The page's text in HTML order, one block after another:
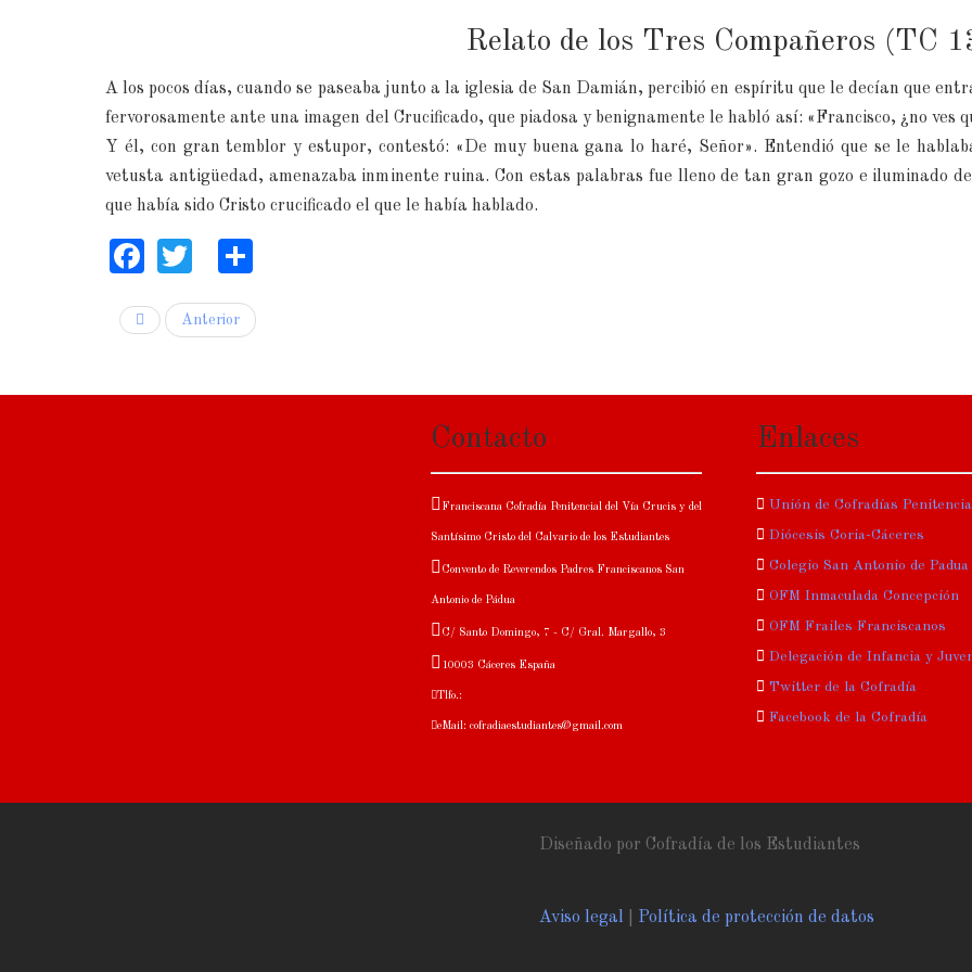
Relato de los Tres Compañeros (TC
A los pocos días, cuando se paseaba junto a la iglesia de San Damián, percibió en espíritu que le decían que
fervorosamente ante una imagen del Crucificado, que piadosa y benignamente le habló así: «Francisco, ¿no ves
Y él, con gran temblor y estupor, contestó: «De muy buena gana lo haré, Señor». Entendió que se le
vetusta antigüedad, amenazaba inminente ruina. Con estas palabras fue lleno de tan gran gozo e iluminado
que había sido Cristo crucificado el que le había hablado.
Facebook
Twitter
Anterior
Contacto
Franciscana Cofradía Penitencial del Vía Crucis y del
Santísimo Cristo del Calvario de los Estudiantes
Convento de Reverendos Padres Franciscanos San
Antonio de Pádua
C/ Santo Domingo, 7 - C/ Gral. Margallo, 3
10003 Cáceres España
Tlfo.:
eMail: cofradiaestudiantes@gmail.com
Enlaces
Unión de Cofradías
Diócesis Coria-Cáceres
Colegio San Antonio de Padua
OFM Inmaculada Concepción
OFM Frailes Franciscanos
Delegación de Infancia y
Twitter de la Cofradía
Facebook de la Cofradía
Diseñado por Cofradía de los Estudiantes
Aviso legal Política de protección de datos